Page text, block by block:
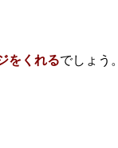
をくれるでしょう。